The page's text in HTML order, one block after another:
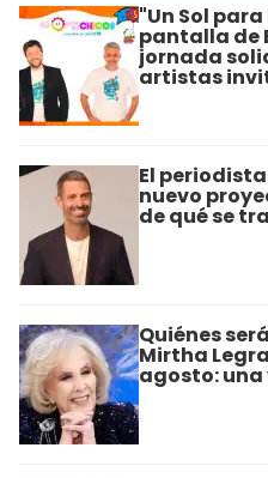
"Un Sol
pantalla de
jornada
artistas
El
nuevo
de qué se
Quiénes
Mirtha
agosto: